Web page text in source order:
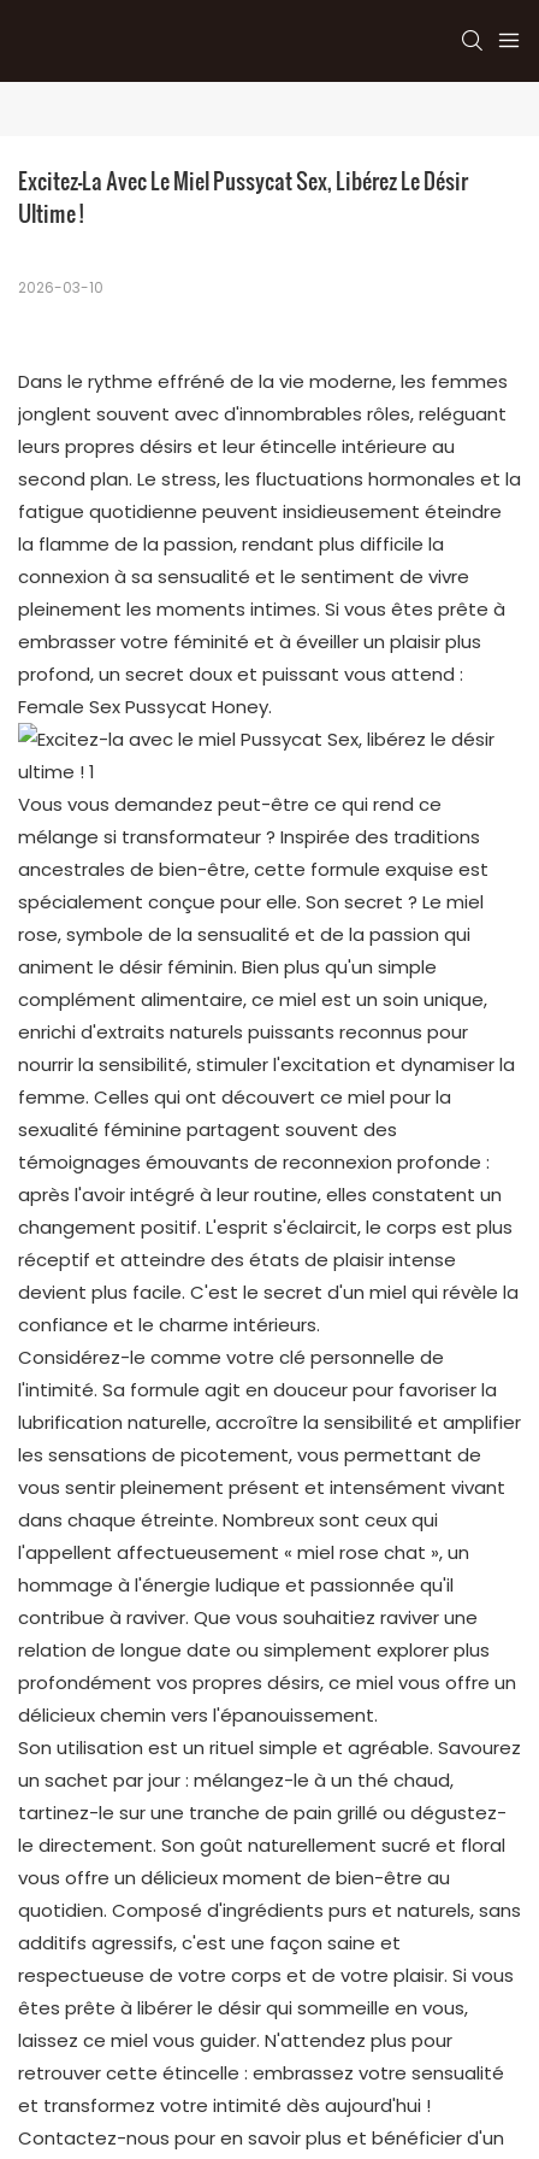
Excitez-La Avec Le Miel Pussycat Sex, Libérez Le Désir
Ultime !
2026-03-10
Dans le rythme effréné de la vie moderne, les femmes
jonglent souvent avec d'innombrables rôles, reléguant
leurs propres désirs et leur étincelle intérieure au
second plan. Le stress, les fluctuations hormonales et la
fatigue quotidienne peuvent insidieusement éteindre
la flamme de la passion, rendant plus difficile la
connexion à sa sensualité et le sentiment de vivre
pleinement les moments intimes. Si vous êtes prête à
embrasser votre féminité et à éveiller un plaisir plus
profond, un secret doux et puissant vous attend :
Female Sex Pussycat Honey.
Vous vous demandez peut-être ce qui rend ce
mélange si transformateur ? Inspirée des traditions
ancestrales de bien-être, cette formule exquise est
spécialement conçue pour elle. Son secret ? Le miel
rose, symbole de la sensualité et de la passion qui
animent le désir féminin. Bien plus qu'un simple
complément alimentaire, ce miel est un soin unique,
enrichi d'extraits naturels puissants reconnus pour
nourrir la sensibilité, stimuler l'excitation et dynamiser la
femme. Celles qui ont découvert ce miel pour la
sexualité féminine partagent souvent des
témoignages émouvants de reconnexion profonde :
après l'avoir intégré à leur routine, elles constatent un
changement positif. L'esprit s'éclaircit, le corps est plus
réceptif et atteindre des états de plaisir intense
devient plus facile. C'est le secret d'un miel qui révèle la
confiance et le charme intérieurs.
Considérez-le comme votre clé personnelle de
l'intimité. Sa formule agit en douceur pour favoriser la
lubrification naturelle, accroître la sensibilité et amplifier
les sensations de picotement, vous permettant de
vous sentir pleinement présent et intensément vivant
dans chaque étreinte. Nombreux sont ceux qui
l'appellent affectueusement « miel rose chat », un
hommage à l'énergie ludique et passionnée qu'il
contribue à raviver. Que vous souhaitiez raviver une
relation de longue date ou simplement explorer plus
profondément vos propres désirs, ce miel vous offre un
délicieux chemin vers l'épanouissement.
Son utilisation est un rituel simple et agréable. Savourez
un sachet par jour : mélangez-le à un thé chaud,
tartinez-le sur une tranche de pain grillé ou dégustez-
le directement. Son goût naturellement sucré et floral
vous offre un délicieux moment de bien-être au
quotidien. Composé d'ingrédients purs et naturels, sans
additifs agressifs, c'est une façon saine et
respectueuse de votre corps et de votre plaisir. Si vous
êtes prête à libérer le désir qui sommeille en vous,
laissez ce miel vous guider. N'attendez plus pour
retrouver cette étincelle : embrassez votre sensualité
et transformez votre intimité dès aujourd'hui !
Contactez-nous pour en savoir plus et bénéficier d'un